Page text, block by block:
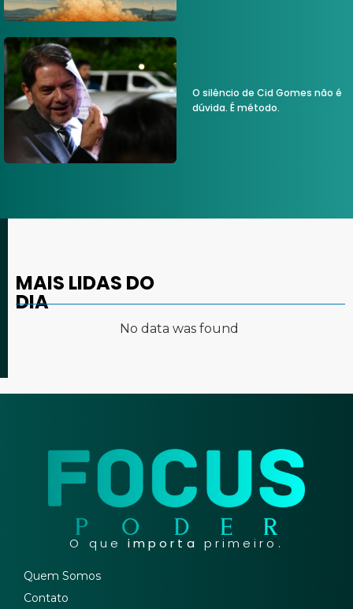
O silêncio de Cid Gomes não é
dúvida. É método.
MAIS LIDAS DO
DIA
No data was found
O que importa primeiro.
Quem Somos
Contato